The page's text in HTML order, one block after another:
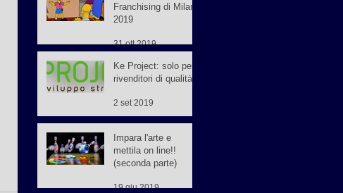
Franchising di Milano
2019
31 ott 2019
Ke Project: solo per
rivenditori di qualità
2 set 2019
Impara l'arte e
mettila on line!!
(seconda parte)
19 giu 2019